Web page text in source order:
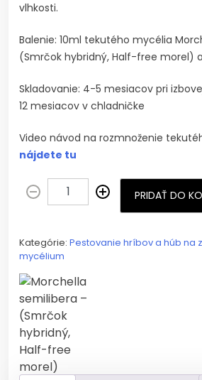
vlhkosti.
Balenie: 10ml tekutého mycélia
(Smrčok hybridný, Half-free morel) a
Skladovanie: 4-5 mesiacov pri
12 mesiacov v chladničke
Video návod na rozmnoženie
nájdete tu
PRIDAŤ DO
Kategórie: Pestovanie hríbov a húb na
mycélium